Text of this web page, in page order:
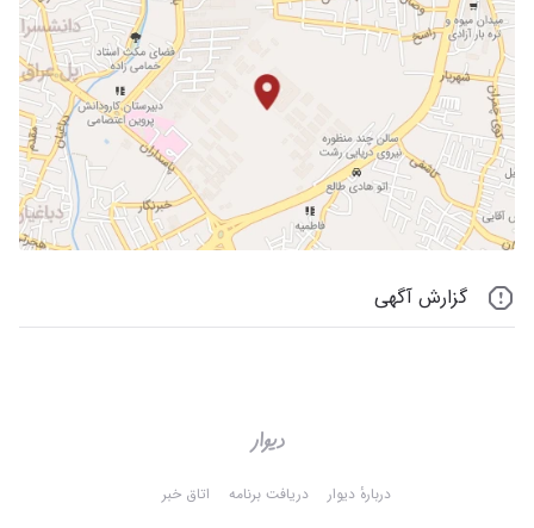
گزارش آگهی
دربارهٔ دیوار دریافت برنامه اتاق خبر